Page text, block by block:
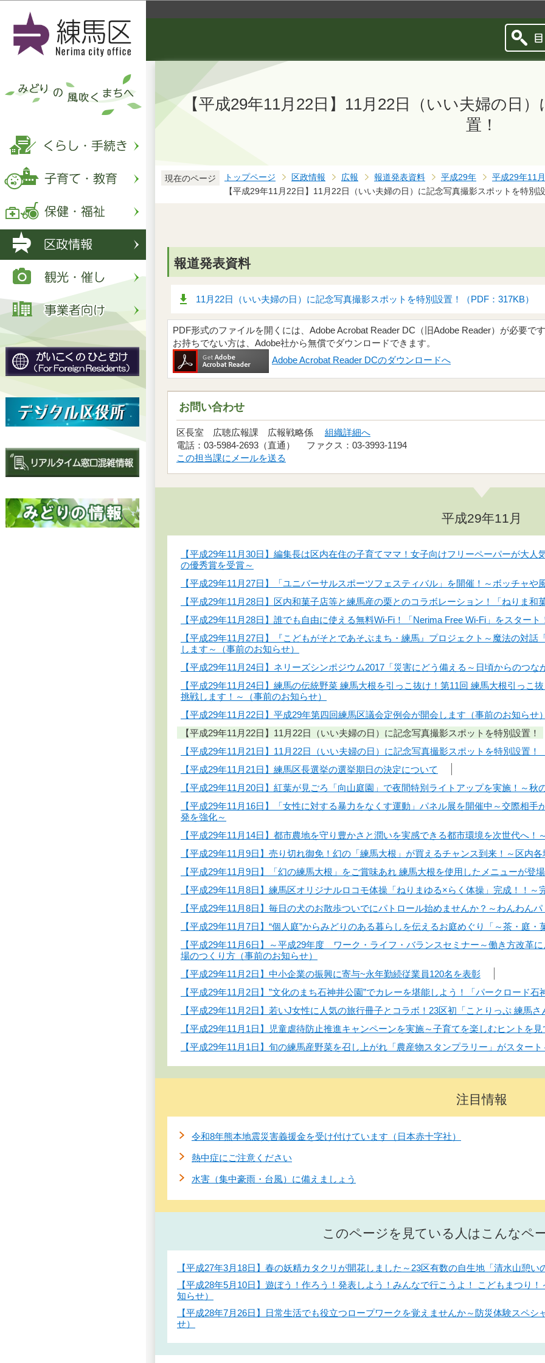
【平成29年11月22日】11月22日（いい夫婦の日
置！
現在のページ トップページ 区政情報 広報 報道発表資料 平成29年
平成29年11月
【平成29年11月22日】11月22日（いい夫婦の日）に記念写真撮影スポットを特別
報道発表資料
11月22日（いい夫婦の日）に記念写真撮影スポットを特別設置！（PDF：317KB）
PDF形式のファイルを開くには、Adobe Acrobat Reader DC（旧Adobe Reader）が必要で
お持ちでない方は、Adobe社から無償でダウンロードできます。
Adobe Acrobat Reader DCのダウンロードへ
お問い合わせ
区長室 広聴広報課 広報戦略係 組織詳細へ
電話：03-5984-2693（直通） ファクス：03-3993-1194
この担当課にメールを送る
平成29年11月
【平成29年11月30日】編集長は区内在住の子育てママ！女子向けフリーペーパーが大
の優秀賞を受賞～
【平成29年11月27日】「ユニバーサルスポーツフェスティバル」を開催！～ボッチャ
【平成29年11月28日】区内和菓子店等と練馬産の栗とのコラボレーション！「ねりま和
【平成29年11月28日】誰でも自由に使える無料Wi-Fi！「Nerima Free Wi-Fi」をスター
【平成29年11月27日】『こどもがそとであそぶまち・練馬』プロジェクト～魔法の対
します～（事前のお知らせ）
【平成29年11月24日】ネリーズシンポジウム2017「災害にどう備える～日頃からのつ
【平成29年11月24日】練馬の伝統野菜 練馬大根を引っこ抜け！第11回 練馬大根引っこ
挑戦します！～（事前のお知らせ）
【平成29年11月22日】平成29年第四回練馬区議会定例会が開会します（事前のお知らせ
【平成29年11月22日】11月22日（いい夫婦の日）に記念写真撮影スポットを特別設置！
【平成29年11月21日】11月22日（いい夫婦の日）に記念写真撮影スポットを特別設置！
【平成29年11月21日】練馬区長選挙の選挙期日の決定について
【平成29年11月20日】紅葉が見ごろ「向山庭園」で夜間特別ライトアップを実施！～秋
【平成29年11月16日】「女性に対する暴力をなくす運動」パネル展を開催中～交際相
発を強化～
【平成29年11月14日】都市農地を守り豊かさと潤いを実感できる都市環境を次世代へ
【平成29年11月9日】売り切れ御免！幻の「練馬大根」が買えるチャンス到来！～区内
【平成29年11月9日】「幻の練馬大根」をご賞味あれ 練馬大根を使用したメニューが登
【平成29年11月8日】練馬区オリジナルロコモ体操「ねりまゆる×らく体操」完成！！
【平成29年11月8日】毎日の犬のお散歩ついでにパトロール始めませんか？～わんわん
【平成29年11月7日】“個人庭”からみどりのある暮らしを伝えるお庭めぐり「～茶・庭
【平成29年11月6日】～平成29年度 ワーク・ライフ・バランスセミナー～働き方改革
場のつくり方（事前のお知らせ）
【平成29年11月2日】中小企業の振興に寄与~永年勤続従業員120名を表彰
【平成29年11月2日】”文化のまち石神井公園”でカレーを堪能しよう！「パークロード
【平成29年11月2日】若いJ女性に人気の旅行冊子とコラボ！23区初「ことりっぷ 練馬
【平成29年11月1日】児童虐待防止推進キャンペーンを実施～子育てを楽しむヒントを
【平成29年11月1日】旬の練馬産野菜を召し上がれ「農産物スタンプラリー」がスター
注目情報
令和8年熊本地震災害義援金を受け付けています（日本赤十字社）
熱中症にご注意ください
水害（集中豪雨・台風）に備えましょう
このページを見ている人はこんなペ
【平成27年3月18日】春の妖精カタクリが開花しました～23区有数の自生地「清水山憩
【平成28年5月10日】遊ぼう！作ろう！発表しよう！みんなで行こうよ！ こどもまつり
知らせ）
【平成28年7月26日】日常生活でも役立つロープワークを覚えませんか～防災体験スペ
せ）